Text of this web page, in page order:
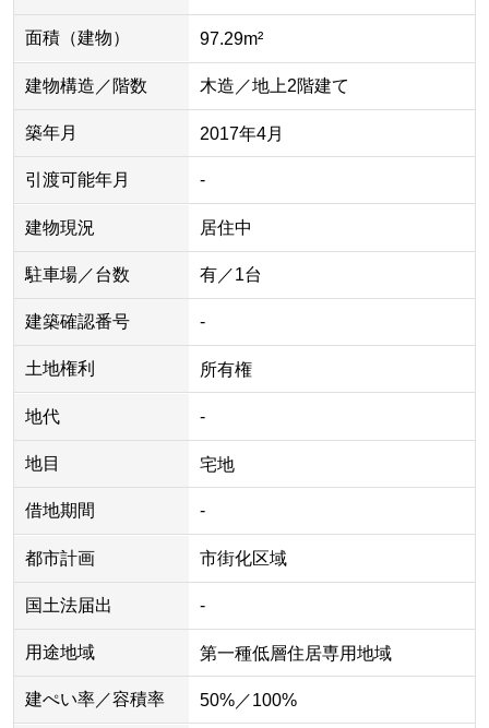
面積（建物） 97.29m²
建物構造／階数 木造／地上2階建て
築年月 2017年4月
引渡可能年月 -
建物現況 居住中
駐車場／台数 有／1台
建築確認番号 -
土地権利 所有権
地代 -
地目 宅地
借地期間 -
都市計画 市街化区域
国土法届出 -
用途地域 第一種低層住居専用地域
建ぺい率／容積率 50%／100%